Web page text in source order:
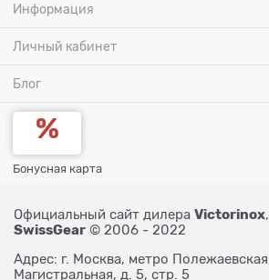
Информация
Личный кабинет
Блог
Бонусная карта
Официальный сайт дилера Victorinox,
SwissGear © 2006 - 2022
Адрес: г. Москва, метро
Магистральная, д. 5, стр. 5